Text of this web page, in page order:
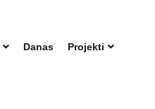
Danas Projekti